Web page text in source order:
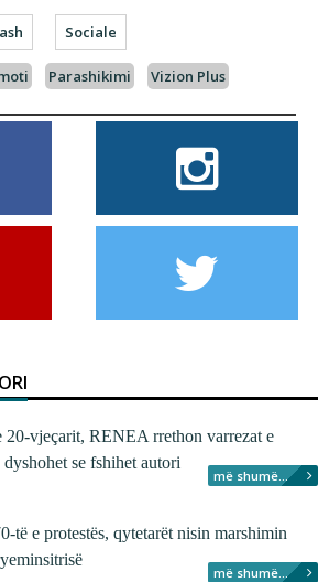
Sociale
Parashikimi Vizion Plus
20-vjeçarit, RENEA rrethon varrezat e
se fshihet autori
më shumë...
të e protestës, qytetarët nisin marshimin
më shumë...